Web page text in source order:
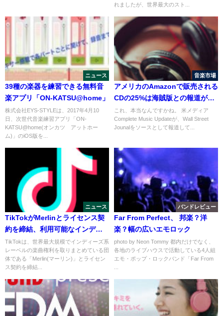
れましたが、世界最大のスト...
ニュース
39種の楽器を練習できる無料音
楽アプリ「ON-KATSU@home」
株式会社EYS-STYLEは、2017年4月10
日、次世代音楽練習アプリ「ON-
KATSU@home(オンカツ アットホー
ム)」のiOS版を...
音楽市場
アメリカのAmazonで販売される
CDの25%は海賊版との報道が：
CMU
これ、本当なんですかね。 米メディア
Complete Music Updateが、Wall Street
Jounalをソースとして報道して...
ニュース
TikTokがMerlinとライセンス契
約を締結、利用可能なインディ
ーズ音楽増加へ
TikTokは、世界最大規模でインディーズ系
レーベルの楽曲権利を取りまとめている団
体である「Merlin(マーリン)」とライセン
ス契約を締結...
バンドレビュー
Far From Perfect、 邦楽？洋
楽？幅の広いエモロック
photo by Neon Tommy 都内だけでなく、
各地のライブハウスで活動している4人組
エモ・ポップ・ロックバンド「Far From